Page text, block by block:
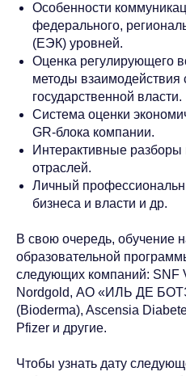
Особенности
федерального,
(ЕЭК) уровней.
Оценка регулирующего
методы взаимодействия
государственной власти.
Система оценки
GR-блока компании.
Интерактивные разборы
отраслей.
Личный
бизнеса и власти и др.
В свою очередь, обучение
образовательной
следующих компаний: SNF
Nordgold, АО «ИЛЬ ДЕ
(Bioderma), Ascensia
Pfizer и другие.
Чтобы узнать дату